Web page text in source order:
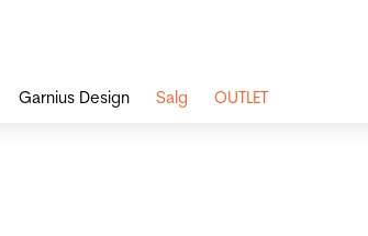
Garnius Design Salg OUTLET